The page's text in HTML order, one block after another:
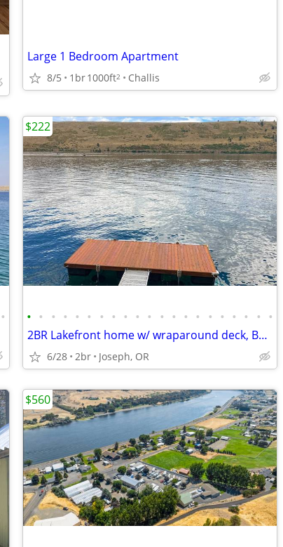
Large 1 Bedroom Apartment
8/5 1br1000ft2 Challis
• • • • • • • • • • • • • • • • • • • • • •
2BR Lakefront home w/ wraparound deck, BBQ, & WiFi
6/28 2br Joseph, OR
$222
$560